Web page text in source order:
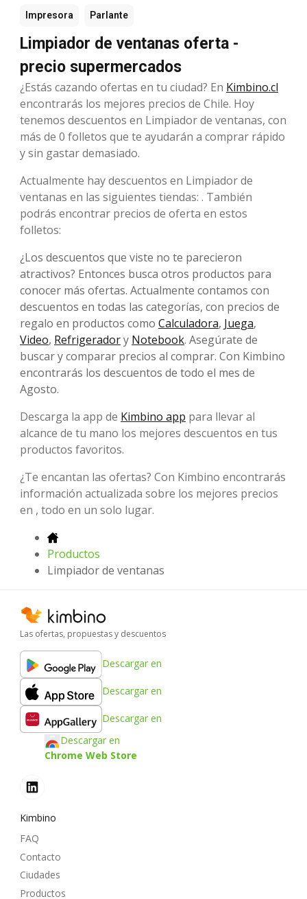
Impresora Parlante
Limpiador de ventanas oferta -
precio supermercados
¿Estás cazando ofertas en tu ciudad? En Kimbino.cl
encontrarás los mejores precios de Chile. Hoy
tenemos descuentos en Limpiador de ventanas, con
más de 0 folletos que te ayudarán a comprar rápido
y sin gastar demasiado.
Actualmente hay descuentos en Limpiador de
ventanas en las siguientes tiendas: . También
podrás encontrar precios de oferta en estos
folletos:
¿Los descuentos que viste no te parecieron
atractivos? Entonces busca otros productos para
conocer más ofertas. Actualmente contamos con
descuentos en todas las categorías, con precios de
regalo en productos como Calculadora, Juega,
Video, Refrigeradory Notebook. Asegúrate de
buscar y comparar precios al comprar. Con Kimbino
encontrarás los descuentos de todo el mes de
Agosto.
Descarga la app de Kimbino app para llevar al
alcance de tu mano los mejores descuentos en tus
productos favoritos.
¿Te encantan las ofertas? Con Kimbino encontrarás
información actualizada sobre los mejores precios
en , todo en un solo lugar.
Productos
Limpiador de ventanas
Las ofertas, propuestas y descuentos
Descargar en
Descargar en
Descargar en
Descargar en
Chrome Web Store
Kimbino
FAQ
Contacto
Ciudades
Productos